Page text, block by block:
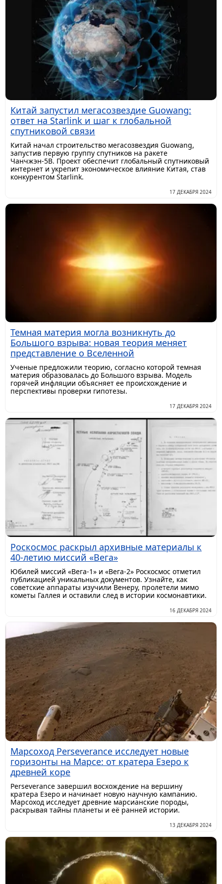
Китай запустил мегасозвездие Guowang:
ответ на Starlink и шаг к глобальной
спутниковой связи
Китай начал строительство мегасозвездия Guowang,
запустив первую группу спутников на ракете
Чанчжэн-5B. Проект обеспечит глобальный спутниковый
интернет и укрепит экономическое влияние Китая, став
конкурентом Starlink.
17 ДЕКАБРЯ 2024
Темная материя могла возникнуть до
Большого взрыва: новая теория меняет
представление о Вселенной
Ученые предложили теорию, согласно которой темная
материя образовалась до Большого взрыва. Модель
горячей инфляции объясняет ее происхождение и
перспективы проверки гипотезы.
17 ДЕКАБРЯ 2024
Роскосмос раскрыл архивные материалы к
40-летию миссий «Вега»
Юбилей миссий «Вега-1» и «Вега-2» Роскосмос отметил
публикацией уникальных документов. Узнайте, как
советские аппараты изучили Венеру, пролетели мимо
кометы Галлея и оставили след в истории космонавтики.
16 ДЕКАБРЯ 2024
Марсоход Perseverance исследует новые
горизонты на Марсе: от кратера Езеро к
древней коре
Perseverance завершил восхождение на вершину
кратера Езеро и начинает новую научную кампанию.
Марсоход исследует древние марсианские породы,
раскрывая тайны планеты и её ранней истории.
13 ДЕКАБРЯ 2024